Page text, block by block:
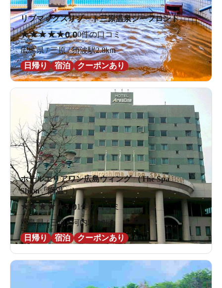
リブマックスリゾート三原温泉シーフロント
★★★★★0.00件の口コミ
広島県 / 三原 / 須波駅2.8km
日帰り
宿泊 クーポンあり
ホテルエリアワン広島ウィング （The Spa
Shion「獅温」）
★★★★ ★ 3.01件の口コミ
広島県 / 三原 / 河内駅3.9km
日帰り
宿泊 クーポンあり